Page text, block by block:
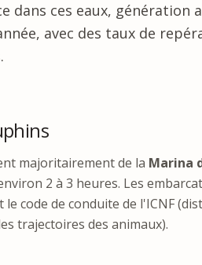
dans ces eaux, génération
avec des taux de
majoritairement de la Marina
2 à 3 heures. Les
code de conduite de l'ICNF
trajectoires des animaux).